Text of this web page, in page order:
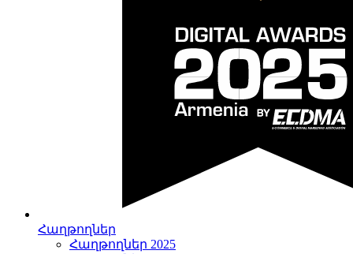
Հաղթողներ
Հաղթողներ 2025